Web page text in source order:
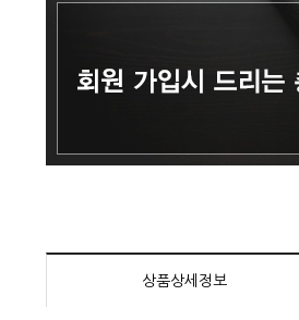
상품상세정보